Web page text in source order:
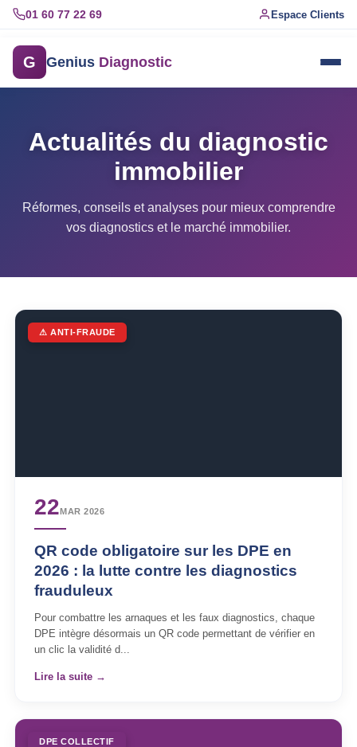
01 60 77 22 69 Espace Clients
G Genius Diagnostic
Actualités du diagnostic
immobilier
Réformes, conseils et analyses pour mieux comprendre
vos diagnostics et le marché immobilier.
⚠ ANTI-FRAUDE
22MAR 2026
QR code obligatoire sur les DPE en
2026 : la lutte contre les diagnostics
frauduleux
Pour combattre les arnaques et les faux diagnostics, chaque
DPE intègre désormais un QR code permettant de vérifier en
un clic la validité d...
Lire la suite →
DPE COLLECTIF